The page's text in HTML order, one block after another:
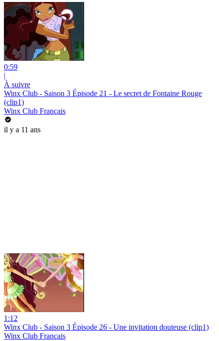
0:59
|
À suivre
Winx Club - Saison 3 Épisode 21 - Le secret de Fontaine Rouge
(clip1)
Winx Club Français
il y a 11 ans
1:12
Winx Club - Saison 3 Épisode 26 - Une invitation douteuse (clip1)
Winx Club Français